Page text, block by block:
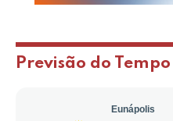
Previsão do Tempo